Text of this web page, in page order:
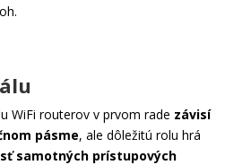
WiFi routerov v prvom rade závisí
pásme, ale dôležitú rolu hrá
samotných prístupových